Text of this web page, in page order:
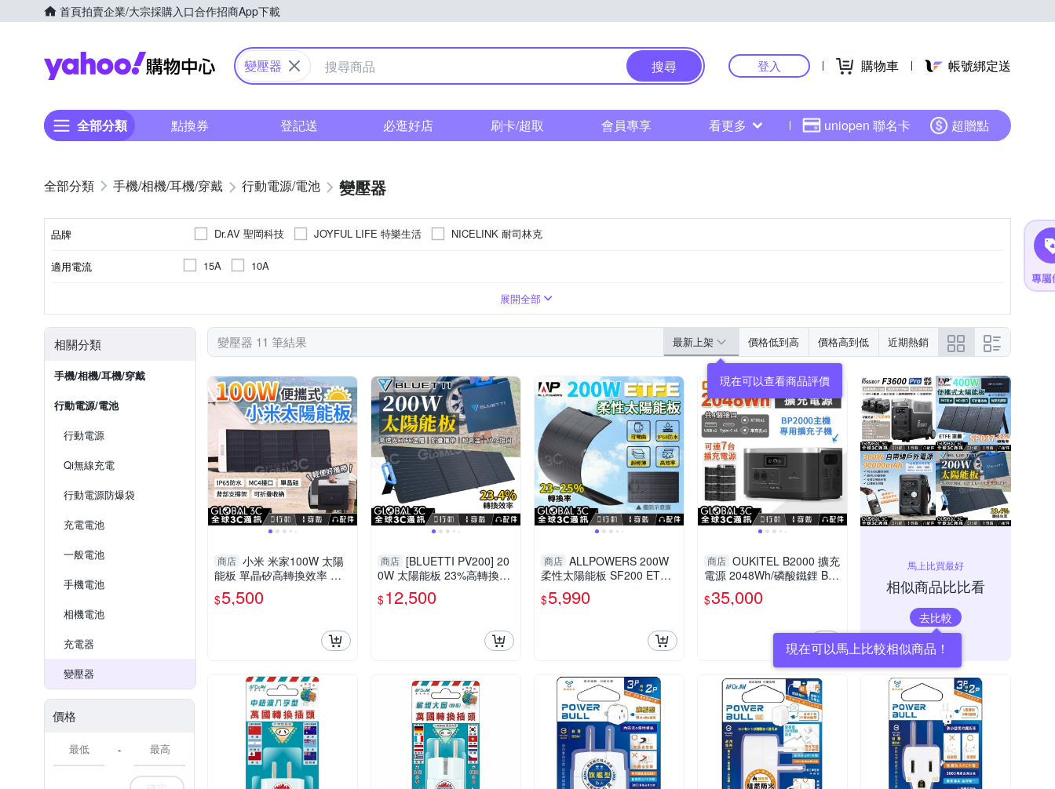
首頁拍賣企業/大宗採購入口合作招商App下載
Yahoo購物中心
變壓器 搜尋 登入 購物車 帳號綁定送
全部分類 點換券 登記送 必逛好店 刷卡/超取 會員專享 看更多 uniopen 聯名卡 超贈點
手機/相機/耳機/穿戴 行動電源/電池 變壓器
品牌 Dr.AV 聖岡科技 JOYFUL LIFE 特樂生活 NICELINK 耐司林克
適用電流 15A 10A
展開全部
相關分類
手機/相機/耳機/穿戴
行動電源/電池
行動電源
Qi無線充電
行動電源防爆袋
充電電池
一般電池
手機電池
相機電池
充電器
變壓器
價格
-
變壓器 11 筆結果 最新上架 價格低到高 價格高到低 近期熱銷
現在可以查看商品評價
商店 小米 米家100W 太陽
能板 單晶矽高轉換效率 可
折疊攜帶 MC4接口 耐高溫
防潑水防塵
$5,500
商店 [BLUETTI PV200] 20
0W 太陽能板 23%高轉換效
率 ETFE塗層 EB3A/EB55/E
B70S
$12,500
商店 ALLPOWERS 200W
柔性太陽能板 SF200 ETFE
防水 可彎曲 單晶矽 25%轉
換率 MC4接口
$5,990
商店 OUKITEL B2000 擴充
電源 2048Wh/磷酸鐵鋰 BP
2000專用子機 PD100W 手
機筆電充電
$35,000
馬上比買最好
相似商品比比看
去比較
現在可以馬上比較相似商品！